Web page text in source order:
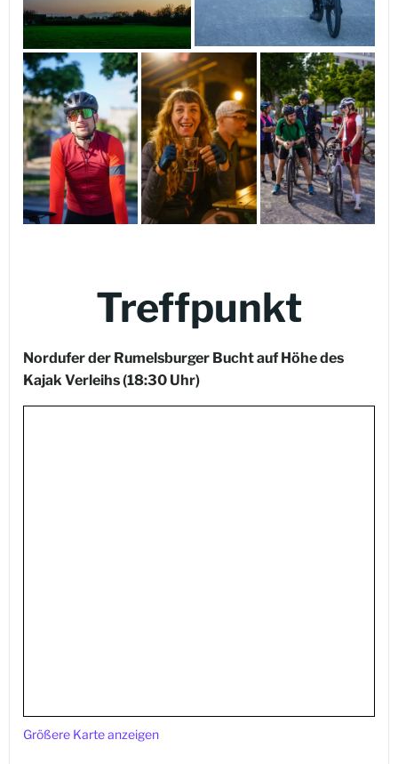
Treffpunkt
Nordufer der Rumelsburger Bucht auf Höhe des
Kajak Verleihs(18:30 Uhr)
Größere Karte anzeigen